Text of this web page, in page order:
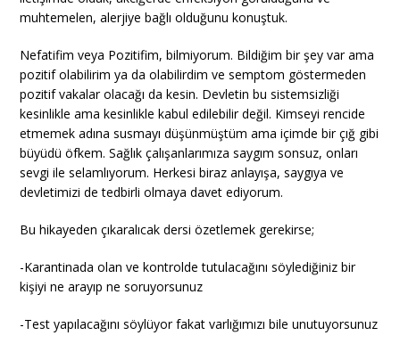
muhtemelen, alerjiye bağlı olduğunu konuştuk.
Nefatifim veya Pozitifim, bilmiyorum. Bildiğim bir şey var ama
pozitif olabilirim ya da olabilirdim ve semptom göstermeden
pozitif vakalar olacağı da kesin. Devletin bu sistemsizliği
kesinlikle ama kesinlikle kabul edilebilir değil. Kimseyi rencide
etmemek adına susmayı düşünmüştüm ama içimde bir çığ gibi
büyüdü öfkem. Sağlık çalışanlarımıza saygım sonsuz, onları
sevgi ile selamlıyorum. Herkesi biraz anlayışa, saygıya ve
devletimizi de tedbirli olmaya davet ediyorum.
Bu hikayeden çıkaralıcak dersi özetlemek gerekirse;
-Karantinada olan ve kontrolde tutulacağını söylediğiniz bir
kişiyi ne arayıp ne soruyorsunuz
-Test yapılacağını söylüyor fakat varlığımızı bile unutuyorsunuz